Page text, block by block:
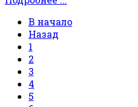
В начало
Назад
1
2
3
4
5